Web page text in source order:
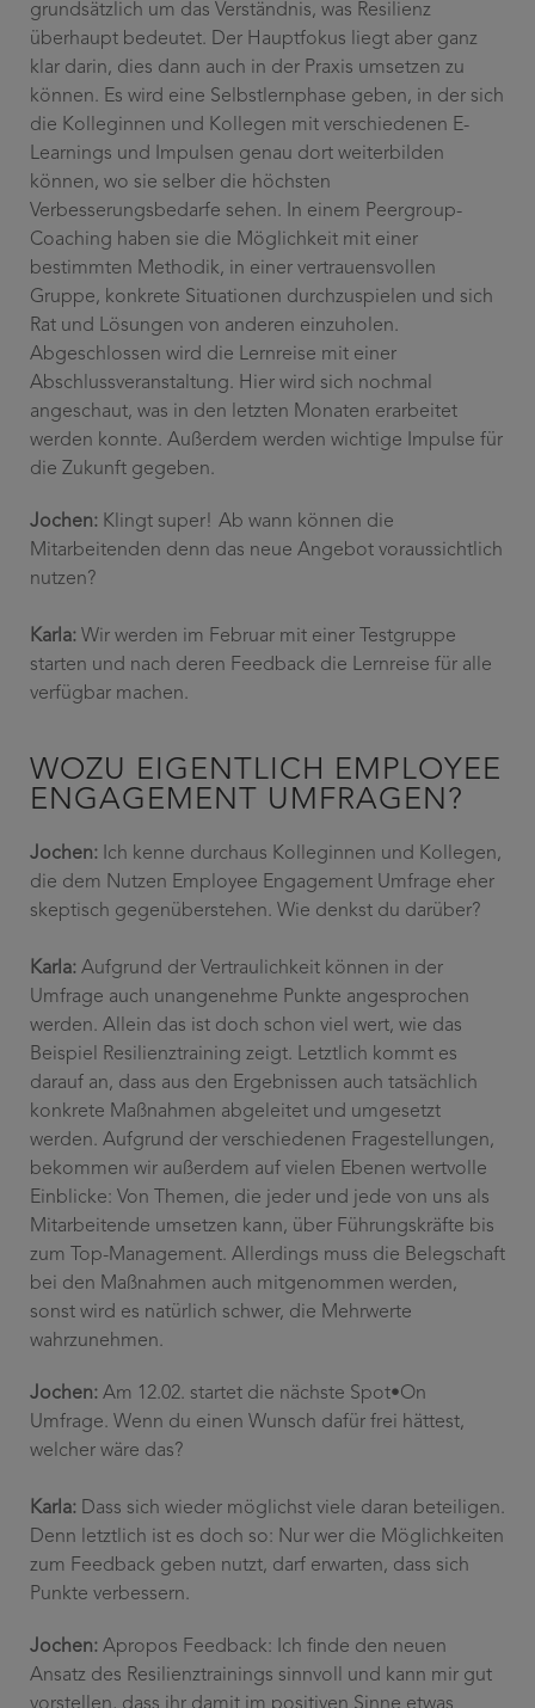
grundsätzlich um das Verständnis, was Resilienz
überhaupt bedeutet. Der Hauptfokus liegt aber ganz
klar darin, dies dann auch in der Praxis umsetzen zu
können. Es wird eine Selbstlernphase geben, in der sich
die Kolleginnen und Kollegen mit verschiedenen E-
Learnings und Impulsen genau dort weiterbilden
können, wo sie selber die höchsten
Verbesserungsbedarfe sehen. In einem Peergroup-
Coaching haben sie die Möglichkeit mit einer
bestimmten Methodik, in einer vertrauensvollen
Gruppe, konkrete Situationen durchzuspielen und sich
Rat und Lösungen von anderen einzuholen.
Abgeschlossen wird die Lernreise mit einer
Abschlussveranstaltung. Hier wird sich nochmal
angeschaut, was in den letzten Monaten erarbeitet
werden konnte. Außerdem werden wichtige Impulse für
die Zukunft gegeben.
Jochen: Klingt super! Ab wann können die
Mitarbeitenden denn das neue Angebot voraussichtlich
nutzen?
Karla: Wir werden im Februar mit einer Testgruppe
starten und nach deren Feedback die Lernreise für alle
verfügbar machen.
WOZU EIGENTLICH EMPLOYEE
ENGAGEMENT UMFRAGEN?
Jochen: Ich kenne durchaus Kolleginnen und Kollegen,
die dem Nutzen Employee Engagement Umfrage eher
skeptisch gegenüberstehen. Wie denkst du darüber?
Karla: Aufgrund der Vertraulichkeit können in der
Umfrage auch unangenehme Punkte angesprochen
werden. Allein das ist doch schon viel wert, wie das
Beispiel Resilienztraining zeigt. Letztlich kommt es
darauf an, dass aus den Ergebnissen auch tatsächlich
konkrete Maßnahmen abgeleitet und umgesetzt
werden. Aufgrund der verschiedenen Fragestellungen,
bekommen wir außerdem auf vielen Ebenen wertvolle
Einblicke: Von Themen, die jeder und jede von uns als
Mitarbeitende umsetzen kann, über Führungskräfte bis
zum Top-Management. Allerdings muss die Belegschaft
bei den Maßnahmen auch mitgenommen werden,
sonst wird es natürlich schwer, die Mehrwerte
wahrzunehmen.
Jochen: Am 12.02. startet die nächste Spot•On
Umfrage. Wenn du einen Wunsch dafür frei hättest,
welcher wäre das?
Karla: Dass sich wieder möglichst viele daran beteiligen.
Denn letztlich ist es doch so: Nur wer die Möglichkeiten
zum Feedback geben nutzt, darf erwarten, dass sich
Punkte verbessern.
Jochen: Apropos Feedback: Ich finde den neuen
Ansatz des Resilienztrainings sinnvoll und kann mir gut